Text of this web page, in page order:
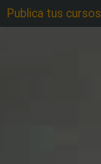
Publica tus cursos